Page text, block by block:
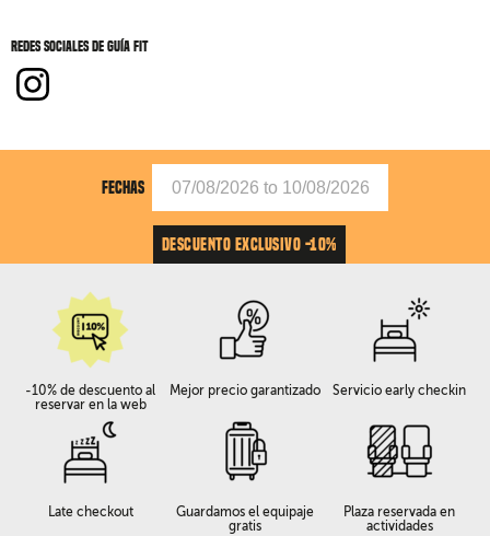
Redes sociales de Guía fit
FECHAS
DESCUENTO EXCLUSIVO -10%
-10% de descuento al
reservar en la web
Mejor precio garantizado Servicio early checkin
Late checkout
Guardamos el equipaje
gratis
Plaza reservada en
actividades